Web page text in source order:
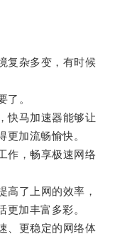
杂多变，有时候
。
马加速器能够让
更加流畅愉快。
，畅享极速网络
了上网的效率，
加丰富多彩。
更稳定的网络体